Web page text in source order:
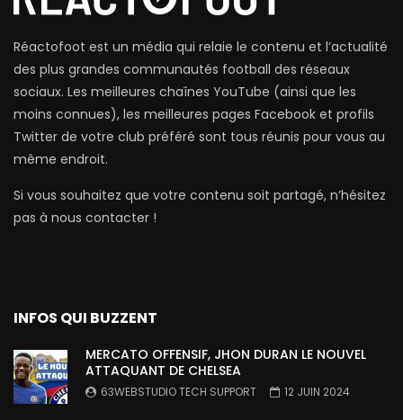
Réactofoot est un média qui relaie le contenu et l’actualité
des plus grandes communautés football des réseaux
sociaux. Les meilleures chaînes YouTube (ainsi que les
moins connues), les meilleures pages Facebook et profils
Twitter de votre club préféré sont tous réunis pour vous au
même endroit.
Si vous souhaitez que votre contenu soit partagé, n’hésitez
pas à nous contacter !
INFOS QUI BUZZENT
MERCATO OFFENSIF, JHON DURAN LE NOUVEL
ATTAQUANT DE CHELSEA
63WEBSTUDIO TECH SUPPORT 12 JUIN 2024